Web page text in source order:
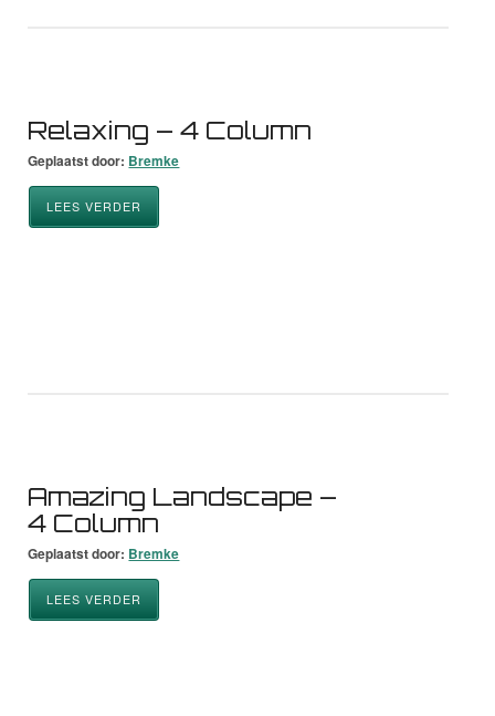
Relaxing – 4 Column
Geplaatst door: Bremke
LEES VERDER
Amazing Landscape –
4 Column
Geplaatst door: Bremke
LEES VERDER